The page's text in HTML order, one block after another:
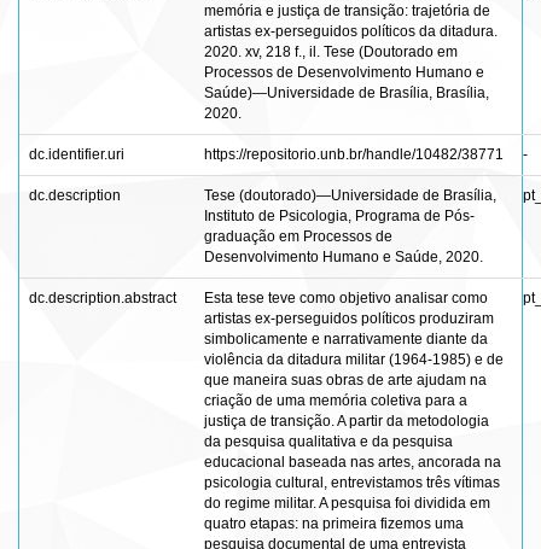
memória e justiça de transição: trajetória de
artistas ex-perseguidos políticos da ditadura.
2020. xv, 218 f., il. Tese (Doutorado em
Processos de Desenvolvimento Humano e
Saúde)—Universidade de Brasília, Brasília,
2020.
dc.identifier.uri https://repositorio.unb.br/handle/10482/38771 -
dc.description
Tese (doutorado)—Universidade de Brasília,
Instituto de Psicologia, Programa de Pós-
graduação em Processos de
Desenvolvimento Humano e Saúde, 2020.
dc.description.abstract
Esta tese teve como objetivo analisar como
artistas ex-perseguidos políticos produziram
simbolicamente e narrativamente diante da
violência da ditadura militar (1964-1985) e de
que maneira suas obras de arte ajudam na
criação de uma memória coletiva para a
justiça de transição. A partir da metodologia
da pesquisa qualitativa e da pesquisa
educacional baseada nas artes, ancorada na
psicologia cultural, entrevistamos três vítimas
do regime militar. A pesquisa foi dividida em
quatro etapas: na primeira fizemos uma
pesquisa documental de uma entrevista